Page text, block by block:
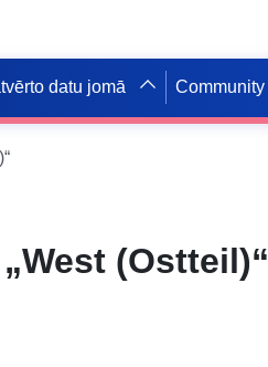
datu jomā Community
(Ostteil)“